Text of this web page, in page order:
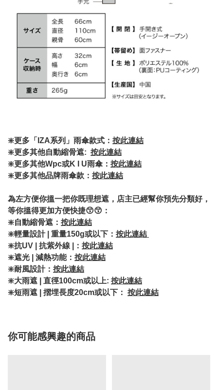
❇️更多「IZA系列」雨傘款式： 按此連結
❇️更多其他自動縮骨遮: 按此連結
❇️更多其他Wpc或K I U雨傘： 按此連結
❇️更多其他品牌雨傘款： 按此連結
為左方便你搵一把你既理想遮，店主已經幫你預先分類好，
等你搵得更加方便快捷😙😙：
❇️自動縮骨遮： 按此連結
❇️輕量設計 | 重量150g或以下： 按此連結
❇️抗UV | 抗紫外線 |： 按此連結
❇️遮光 | 減熱功能： 按此連結
❇️耐風設計： 按此連結
❇️大雨遮 | 直徑100cm或以上: 按此連結
❇️短雨遮 | 摺埋長度20cm或以下： 按此連結
你可能感興趣的商品